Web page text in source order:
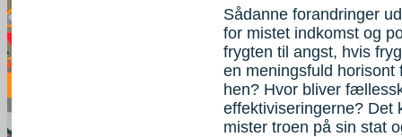
Sådanne forandringer
for mistet indkomst og
frygten til angst, hvis
en meningsfuld horisont
hen? Hvor bliver
effektiviseringerne? Det
mister troen på sin stat